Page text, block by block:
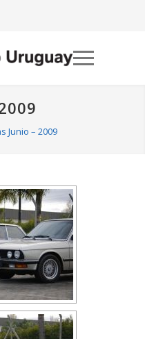
Junio – 2009